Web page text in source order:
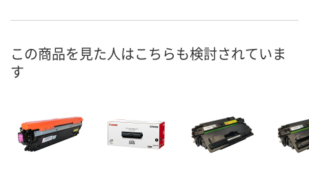
この商品を見た人はこちらも検討されていま
す